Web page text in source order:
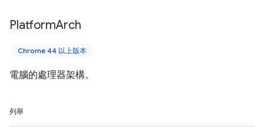
PlatformArch
Chrome 44 以上版本
電腦的處理器架構。
列舉